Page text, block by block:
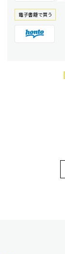
電⼦書籍で買う